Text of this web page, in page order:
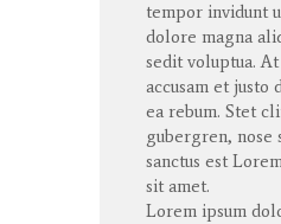
tempor invidunt
dolore magna
sedit voluptua. At
accusam et justo
ea rebum. Stet
gubergren, nose
sanctus est
sit amet.
Lorem ipsum